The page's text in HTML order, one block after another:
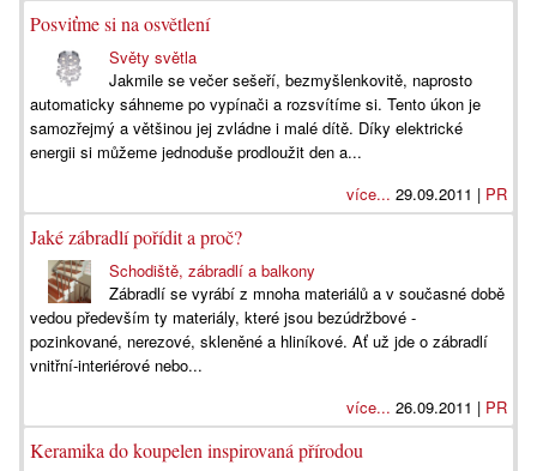
Posviťme si na osvětlení
Světy světla
Jakmile se večer sešeří, bezmyšlenkovitě, naprosto
automaticky sáhneme po vypínači a rozsvítíme si. Tento úkon je
samozřejmý a většinou jej zvládne i malé dítě. Díky elektrické
energii si můžeme jednoduše prodloužit den a...
více... 29.09.2011 | PR
Jaké zábradlí pořídit a proč?
Schodiště, zábradlí a balkony
Zábradlí se vyrábí z mnoha materiálů a v současné době
vedou především ty materiály, které jsou bezúdržbové -
pozinkované, nerezové, skleněné a hliníkové. Ať už jde o zábradlí
vnitřní-interiérové nebo...
více... 26.09.2011 | PR
Keramika do koupelen inspirovaná přírodou